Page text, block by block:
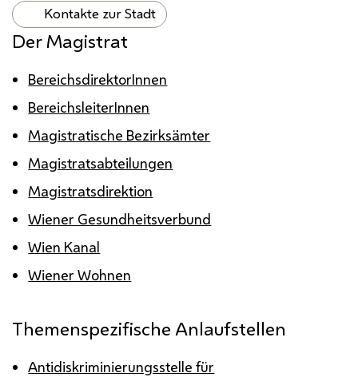
Kontakte zur Stadt
Der Magistrat
BereichsdirektorInnen
BereichsleiterInnen
Magistratische Bezirksämter
Magistratsabteilungen
Magistratsdirektion
Wiener Gesundheitsverbund
Wien Kanal
Wiener Wohnen
Themenspezifische Anlaufstellen
Antidiskriminierungsstelle für